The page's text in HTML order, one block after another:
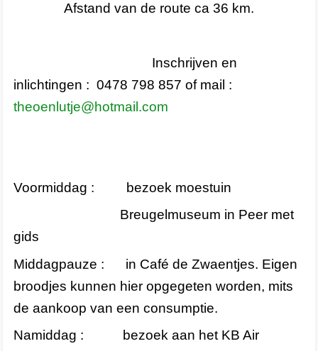
Bestuur
Privacybeleid
Afstand van de route ca 36 km.
Inschrijven en
inlichtingen : 0478 798 857 of mail :
theoenlutje@hotmail.com
Voormiddag : bezoek moestuin
Breugelmuseum in Peer met
gids
Middagpauze : in Café de Zwaentjes. Eigen
broodjes kunnen hier opgegeten worden, mits
de aankoop van een consumptie.
Namiddag : bezoek aan het KB Air